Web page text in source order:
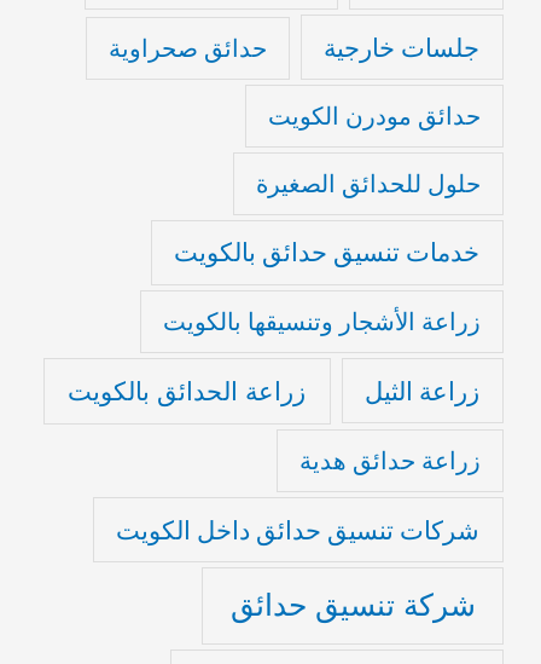
جلسات خارجية حدائق صحراوية
حدائق مودرن الكويت
حلول للحدائق الصغيرة
خدمات تنسيق حدائق بالكويت
زراعة الأشجار وتنسيقها بالكويت
زراعة الثيل زراعة الحدائق بالكويت
زراعة حدائق هدية
شركات تنسيق حدائق داخل الكويت
شركة تنسيق حدائق